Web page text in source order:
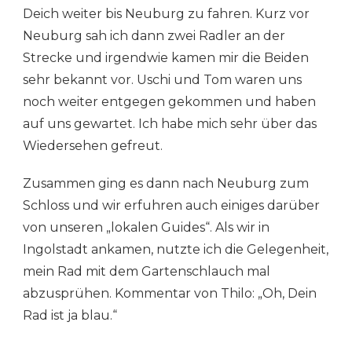
Deich weiter bis Neuburg zu fahren. Kurz vor
Neuburg sah ich dann zwei Radler an der
Strecke und irgendwie kamen mir die Beiden
sehr bekannt vor. Uschi und Tom waren uns
noch weiter entgegen gekommen und haben
auf uns gewartet. Ich habe mich sehr über das
Wiedersehen gefreut.
Zusammen ging es dann nach Neuburg zum
Schloss und wir erfuhren auch einiges darüber
von unseren „lokalen Guides“. Als wir in
Ingolstadt ankamen, nutzte ich die Gelegenheit,
mein Rad mit dem Gartenschlauch mal
abzusprühen. Kommentar von Thilo: „Oh, Dein
Rad ist ja blau.“